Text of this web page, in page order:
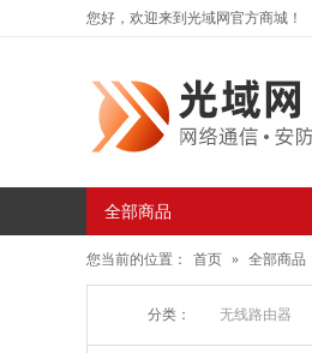
您好，欢迎来到光域网官方商城！
全部商品
您当前的位置： 首页 » 全部商品
分类： 无线路由器